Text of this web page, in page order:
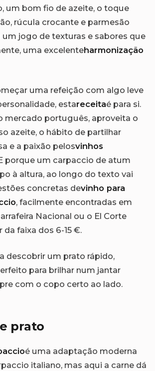
um bom fio de azeite, o toque
rúcula crocante e parmesão
jogo de texturas e sabores que
uma excelenteharmonização
uma refeição com algo leve
estareceitaé para si.
mercado português, aproveita o
azeite, o hábito de partilhar
e a paixão pelosvinhos
porque um carpaccio de atum
à altura, ao longo do texto vai
concretas devinho para
, facilmente encontradas em
Nacional ou o El Corte
da faixa dos 6-15 €.
descobrir um prato rápido,
para brilhar num jantar
com o copo certo ao lado.
prato
é uma adaptação moderna
italiano, mas aqui a carne dá